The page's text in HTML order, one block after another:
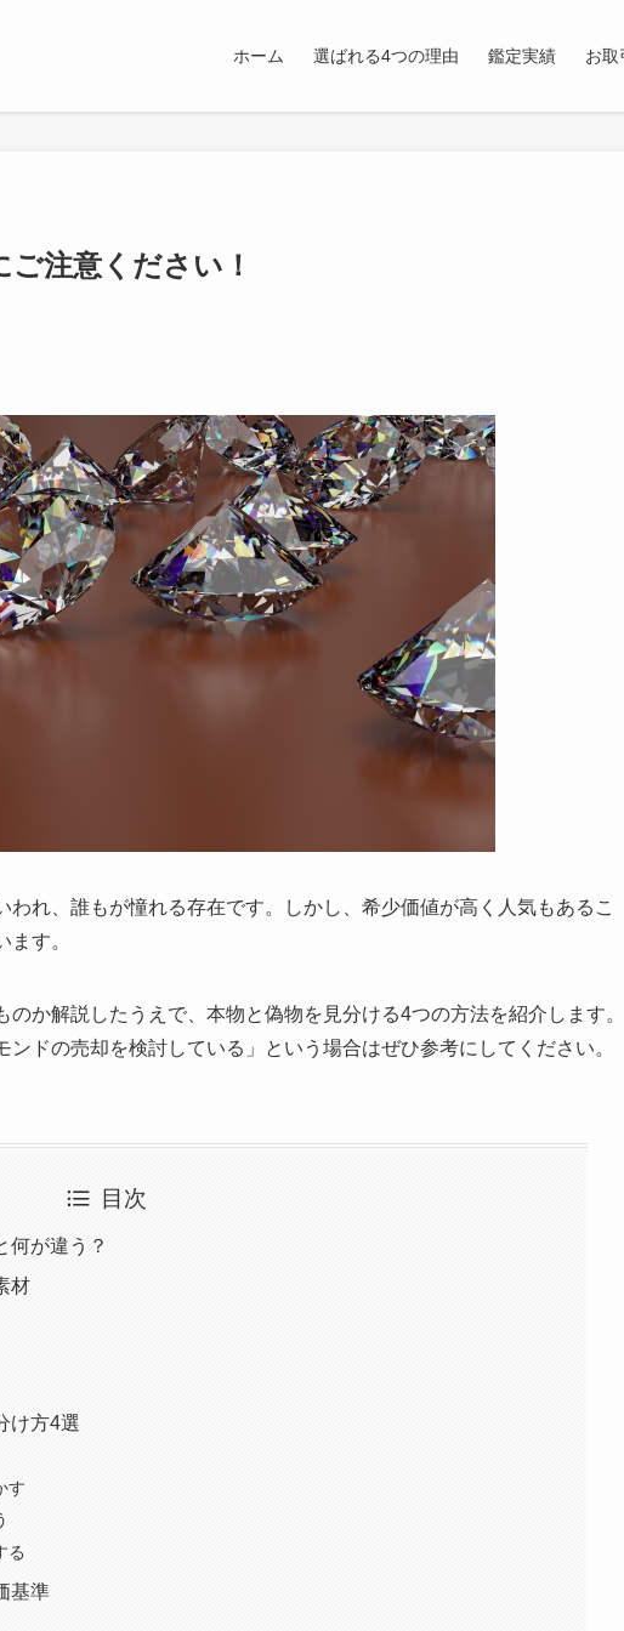
ホーム 選ばれる4つの理由 鑑定実績 お取
注意ください！
れ、誰もが憧れる存在です。しかし、希少価値が高く人気もあるこ
す。
か解説したうえで、本物と偽物を見分ける4つの方法を紹介します。
ンドの売却を検討している」という場合はぜひ参考にしてください。
目次
何が違う？
材
け方4選
す
る
基準